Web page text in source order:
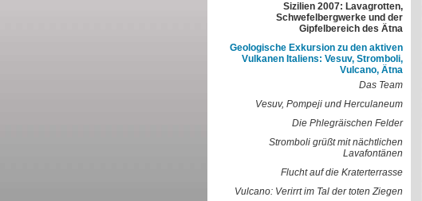
Sizilien 2007: Lavagrotten,
Schwefelbergwerke und der
Gipfelbereich des Ätna
Geologische Exkursion zu den aktiven
Vulkanen Italiens: Vesuv, Stromboli,
Vulcano, Ätna
Das Team
Vesuv, Pompeji und Herculaneum
Die Phlegräischen Felder
Stromboli grüßt mit nächtlichen
Lavafontänen
Flucht auf die Kraterterrasse
Vulcano: Verirrt im Tal der toten Ziegen